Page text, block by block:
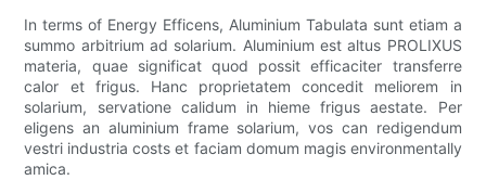
In terms of Energy Efficens, Aluminium Tabulata sunt etiam a
summo arbitrium ad solarium. Aluminium est altus PROLIXUS
materia, quae significat quod possit efficaciter transferre
calor et frigus. Hanc proprietatem concedit meliorem in
solarium, servatione calidum in hieme frigus aestate. Per
eligens an aluminium frame solarium, vos can redigendum
vestri industria costs et faciam domum magis environmentally
amica.